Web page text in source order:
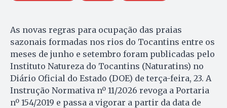
As novas regras para ocupação das praias
sazonais formadas nos rios do Tocantins entre os
meses de junho e setembro foram publicadas pelo
Instituto Natureza do Tocantins (Naturatins) no
Diário Oficial do Estado (DOE) de terça-feira, 23. A
Instrução Normativa nº 11/2026 revoga a Portaria
nº 154/2019 e passa a vigorar a partir da data de